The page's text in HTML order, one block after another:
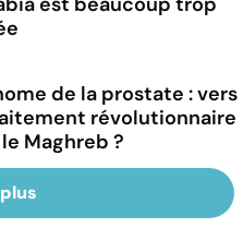
de la prostate : vers
révolutionnaire
Maghreb ?